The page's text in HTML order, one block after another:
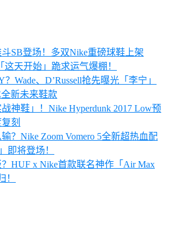
SB登场！多双Nike重磅球鞋上架
这天开始」跪求运气爆棚！
Wade、D’Russell抢先曝光「李宁」
新未来鞋款
神鞋」！Nike Hyperdunk 2017 Low预
刻
？Nike Zoom Vomero 5全新超热血配
即将登场！
HUF x Nike首款联名神作「Air Max
！